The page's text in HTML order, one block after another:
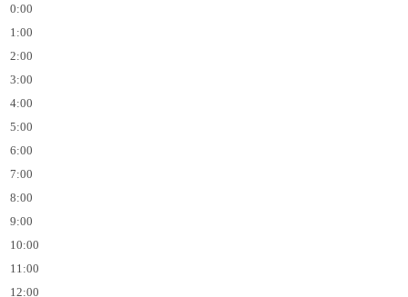
0:00
1:00
2:00
3:00
4:00
5:00
6:00
7:00
8:00
9:00
10:00
11:00
12:00